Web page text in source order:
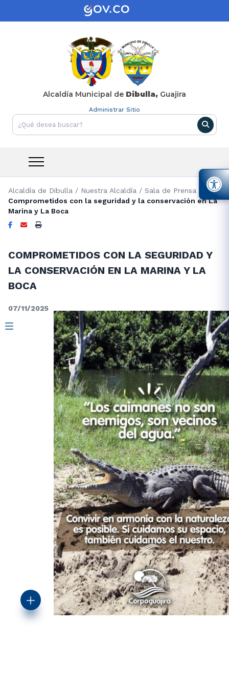
Alcaldía Municipal de Dibulla, Guajira
Administrar Sitio
Alcaldía de Dibulla / Nuestra Alcaldía / Sala de Prensa
Comprometidos con la seguridad y la conservación en La
Marina y La Boca
COMPROMETIDOS CON LA SEGURIDAD Y
LA CONSERVACIÓN EN LA MARINA Y LA
BOCA
07/11/2025